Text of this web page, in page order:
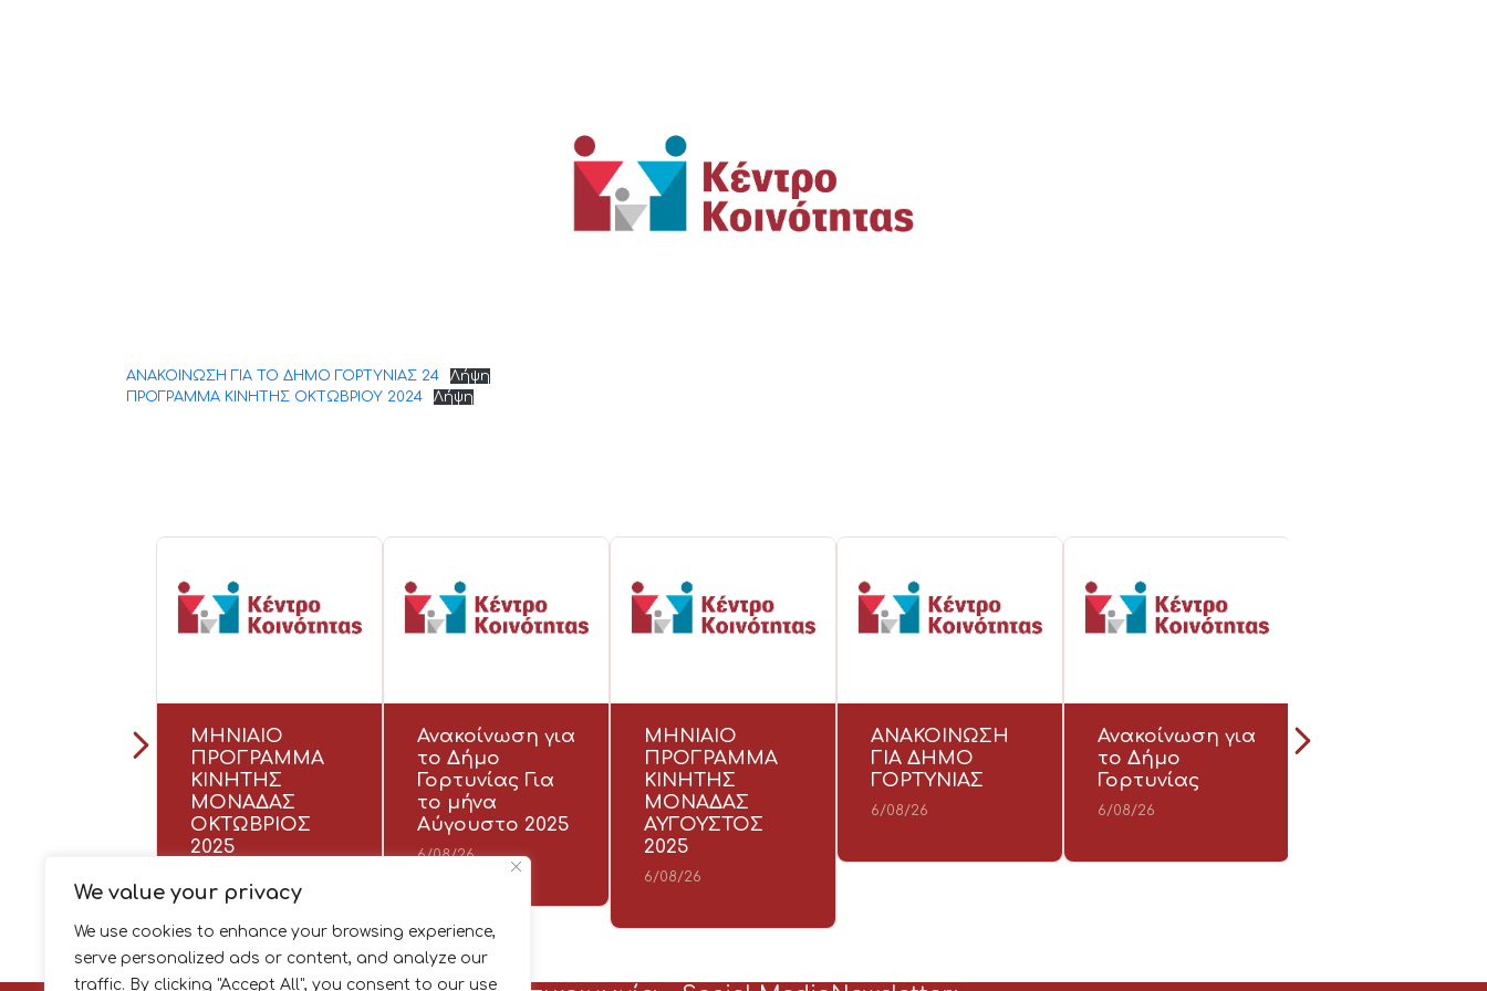
We value your privacy
We use cookies to enhance your browsing experience,
serve personalized ads or content, and analyze our
traffic. By clicking "Accept All", you consent to our use
ΑΝΑΚΟΙΝΩΣΗ ΓΙΑ ΤΟ ΔΗΜΟ ΓΟΡΤΥΝΙΑΣ 24
Λήψη
ΠΡΟΓΡΑΜΜΑ ΚΙΝΗΤΗΣ ΟΚΤΩΒΡΙΟΥ 2024
Λήψη
ΜΗΝΙΑΙΟ
ΠΡΟΓΡΑΜΜΑ
ΚΙΝΗΤΗΣ
ΜΟΝΑΔΑΣ
ΟΚΤΩΒΡΙΟΣ
2025
Ανακοίνωση για
το Δήμο
Γορτυνίας Για
το μήνα
Αύγουστο 2025
6/08/26
ΜΗΝΙΑΙΟ
ΠΡΟΓΡΑΜΜΑ
ΚΙΝΗΤΗΣ
ΜΟΝΑΔΑΣ
ΑΥΓΟΥΣΤΟΣ
2025
6/08/26
ΑΝΑΚΟΙΝΩΣΗ
ΓΙΑ ΔΗΜΟ
ΓΟΡΤΥΝΙΑΣ
6/08/26
Ανακοίνωση για
το Δήμο
Γορτυνίας
6/08/26